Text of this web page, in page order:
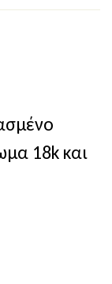
18k και